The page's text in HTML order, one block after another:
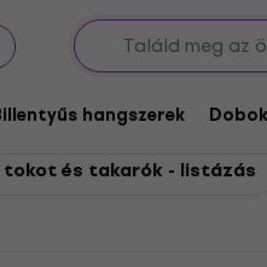
hangszerek Dobok
Novation Billentyű tokot és
és
tokot és takarók - listázás